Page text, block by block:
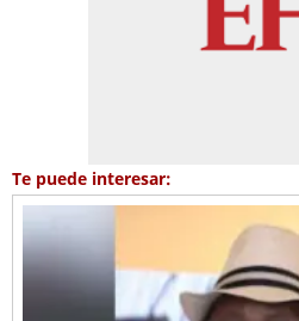
Te puede interesar: